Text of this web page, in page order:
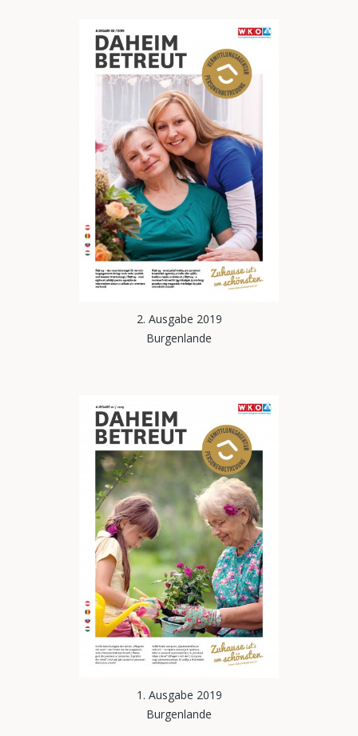
2. Ausgabe 2019
Burgenlande
1. Ausgabe 2019
Burgenlande